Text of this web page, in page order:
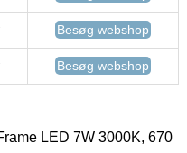
Besøg webshop
Besøg webshop
LED 7W 3000K, 670